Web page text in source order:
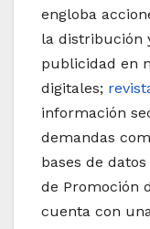
engloba
la distribución
publicidad en
digitales;
información
demandas
bases de
de Promoción
cuenta con